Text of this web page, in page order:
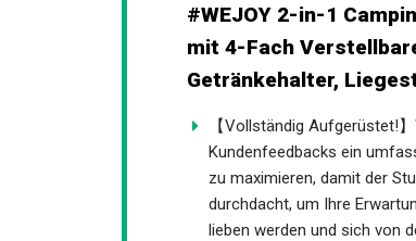
#WEJOY 2-in-1
mit 4-Fach
Getränkehalter,
【Vollständig Aufgerüstet!
Kundenfeedbacks ein
zu maximieren, damit der
durchdacht, um Ihre
lieben werden und sich von